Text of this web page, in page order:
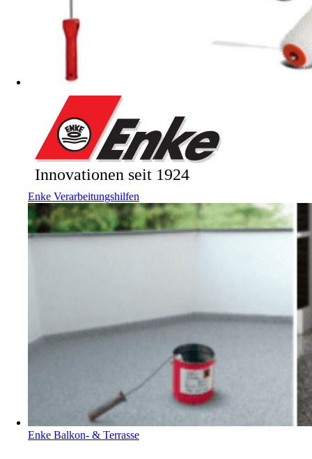
Enke Verarbeitungshilfen
Enke Balkon- & Terrasse